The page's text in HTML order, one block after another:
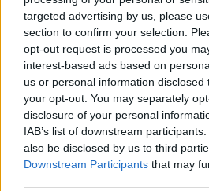
targeted advertising by us, please
section to confirm your selection.
opt-out request is processed you
interest-based ads based on
us or personal information
your opt-out. You may separately
disclosure of your personal
IAB’s list of downstream
also be disclosed by us to third
Downstream Participants that may